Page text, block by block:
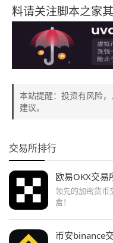
料请关注脚本之家
本站提醒：投资有风险
建议。
交易所排行
欧易OKX交易
领先的加密货币
盒！
币安binance